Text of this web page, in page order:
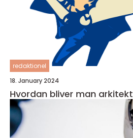
redaktionel
18. January 2024
Hvordan bliver man arkitekt